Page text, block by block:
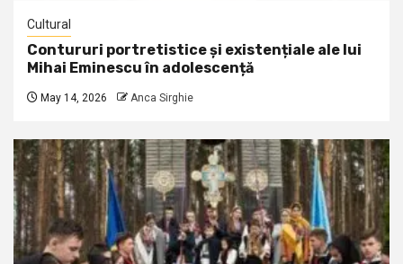
Cultural
Contururi portretistice și existențiale ale lui
Mihai Eminescu în adolescență
May 14, 2026 Anca Sirghie